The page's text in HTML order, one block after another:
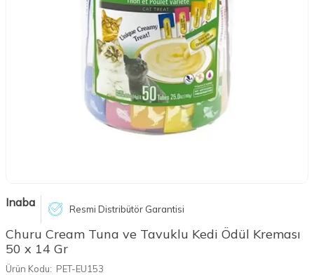
Inaba Resmi Distribütör Garantisi
Churu Cream Tuna ve Tavuklu Kedi Ödül Kreması
50 x 14 Gr
Ürün Kodu: PET-EU153